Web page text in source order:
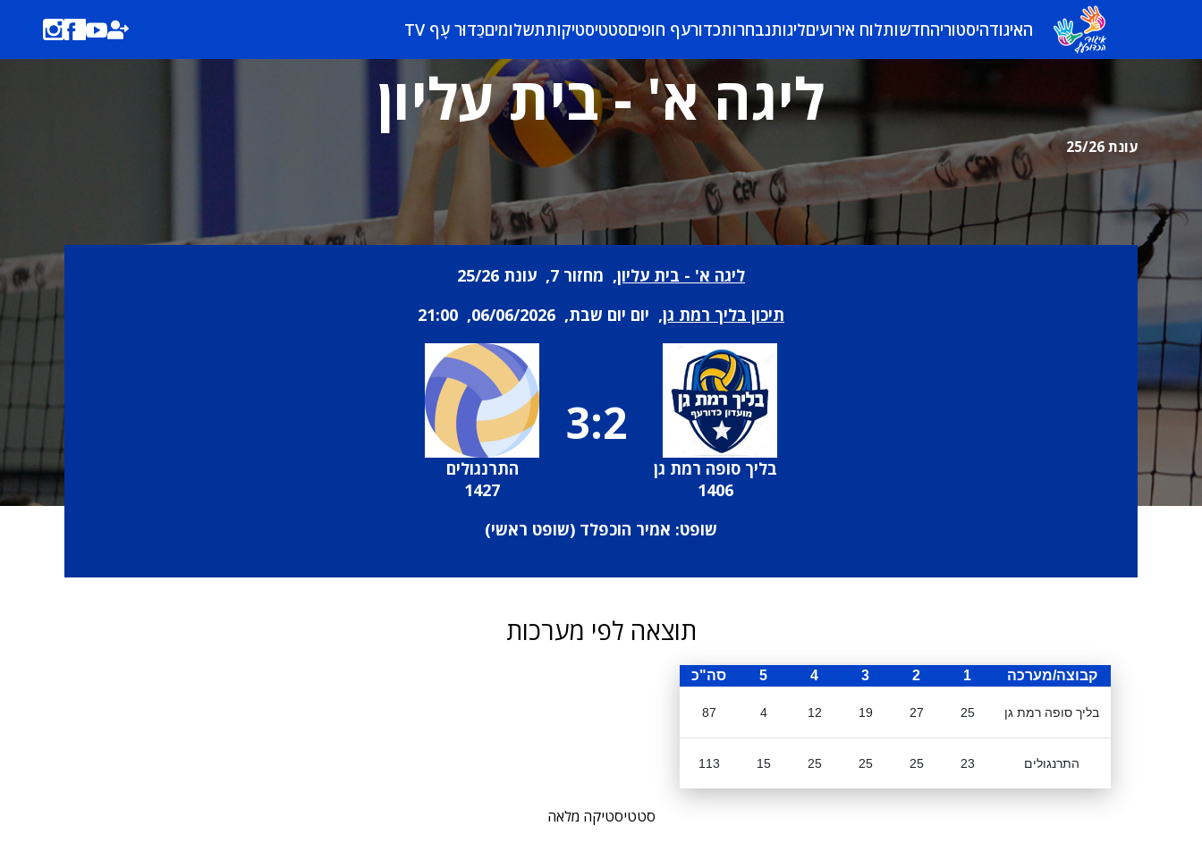
האיגודהיסטוריהחדשותלוח אירועיםליגותנבחרותכדורעף חופיםסטטיסטיקותתשלומיםכַּדוּר עָף TV
ליגה א' - בית עליון
עונת 25/26
ליגה א' - בית עליון, מחזור 7, עונת 25/26
תיכון בליך רמת גן, יום יום שבת, 06/06/2026, 21:00
בליך סופה רמת גן
1406
3:2
התרנגולים
1427
שופט: אמיר הוכפלד (שופט ראשי)
תוצאה לפי מערכות
קבוצה/מערכה 1
2
3
4
5 סה"כ
בליך סופה רמת גן 25
27
19
12
4
87
התרנגולים 23
25
25
25
15
113
סטטיסטיקה מלאה